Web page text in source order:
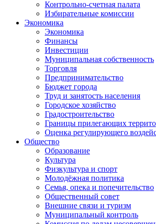
Контрольно-счетная палата
Избирательные комиссии
Экономика
Экономика
Финансы
Инвестиции
Муниципальная собственность
Торговля
Предпринимательство
Бюджет города
Труд и занятость населения
Городское хозяйство
Градостроительство
Границы прилегающих
Оценка регулирующего
Общество
Образование
Культура
Физкультура и спорт
Молодёжная политика
Семья, опека и попечительство
Общественный совет
Внешние связи и туризм
Муниципальный контроль